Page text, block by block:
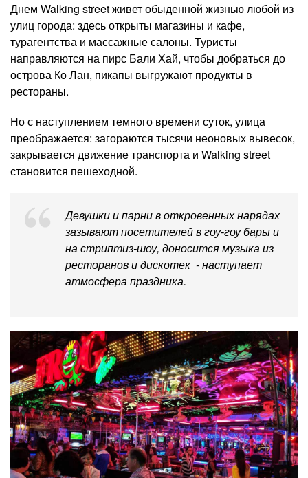
Днем Walking street живет обыденной жизнью любой из
улиц города: здесь открыты магазины и кафе,
турагентства и массажные салоны. Туристы
направляются на пирс Бали Хай, чтобы добраться до
острова Ко Лан, пикапы выгружают продукты в
рестораны.
Но с наступлением темного времени суток, улица
преображается: загораются тысячи неоновых вывесок,
закрывается движение транспорта и Walking street
становится пешеходной.
Девушки и парни в откровенных нарядах
зазывают посетителей в гоу-гоу бары и
на стриптиз-шоу, доносится музыка из
ресторанов и дискотек - наступает
атмосфера праздника.